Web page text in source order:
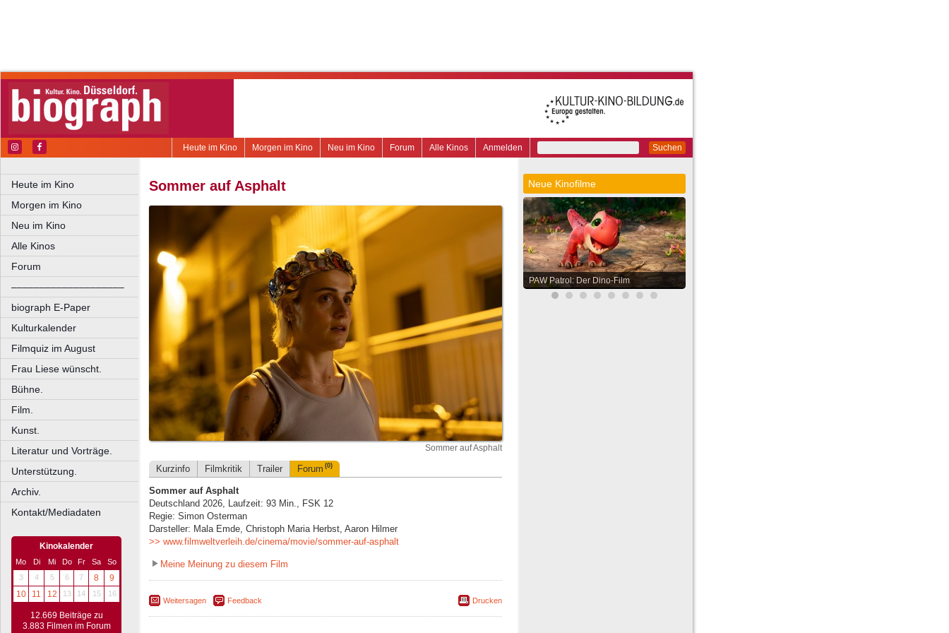
Suchen
Anmelden
Alle Kinos
Forum
Neu im Kino
Morgen im Kino
Heute im Kino
Heute im Kino
Morgen im Kino
Neu im Kino
Alle Kinos
Forum
––––––––––––––––––––
biograph E-Paper
Kulturkalender
Filmquiz im August
Frau Liese wünscht.
Bühne.
Film.
Kunst.
Literatur und Vorträge.
Unterstützung.
Archiv.
Kontakt/Mediadaten
Kinokalender
Mo Di Mi Do Fr Sa
So
3
4 5 6 7 8
9
10
11 12 13 14 15 16
12.669 Beiträge zu
3.883 Filmen im Forum
Sommer auf Asphalt
Sommer auf Asphalt
Kurzinfo Filmkritik Trailer Forum (0)
Sommer auf Asphalt
Deutschland 2026, Laufzeit: 93 Min., FSK 12
Regie: Simon Osterman
Darsteller: Mala Emde, Christoph Maria Herbst, Aaron Hilmer
>> www.filmweltverleih.de/cinema/movie/sommer-auf-asphalt
Meine Meinung zu diesem Film
Weitersagen Feedback Drucken
Neue Kinofilme
PAW Patrol: Der Dino-Film